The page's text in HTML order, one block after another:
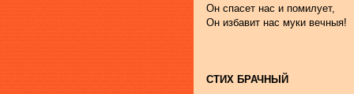
Он спасет нас и помилует,
Он избавит нас муки вечныя!
СТИХ БРАЧНЫЙ